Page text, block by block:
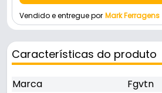
Vendido e entregue por Mark Ferragens
Características do produto
Marca
Fgvtn